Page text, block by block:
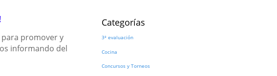
promover y
informando del
Categorías
3ª evaluación
Cocina
Concursos y Torneos